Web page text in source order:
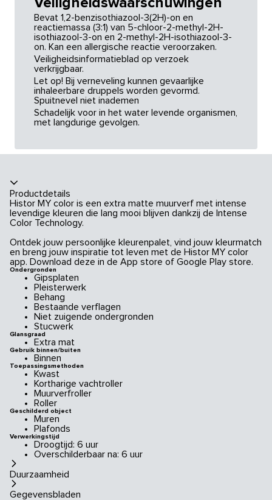
Bevat 1,2-benzisothiazool-3(2H)-on en
reactiemassa (3:1) van 5-chloor-2-methyl-2H-
isothiazool-3-on en 2-methyl-2H-isothiazool-3-
on. Kan een allergische reactie veroorzaken.
Veiligheidsinformatieblad op verzoek
verkrijgbaar.
Let op! Bij verneveling kunnen gevaarlijke
inhaleerbare druppels worden gevormd.
Spuitnevel niet inademen
Schadelijk voor in het water levende organismen,
met langdurige gevolgen.
Productdetails
Histor MY color is een extra matte muurverf met intense
levendige kleuren die lang mooi blijven dankzij de Intense
Color Technology.
Ontdek jouw persoonlijke kleurenpalet, vind jouw kleurmatch
en breng jouw inspiratie tot leven met de Histor MY color
app. Download deze in de App store of Google Play store.
Ondergronden
Gipsplaten
Pleisterwerk
Behang
Bestaande verflagen
Niet zuigende ondergronden
Stucwerk
Glansgraad
Extra mat
Gebruik binnen/buiten
Binnen
Toepassingsmethoden
Kwast
Kortharige vachtroller
Muurverfroller
Roller
Geschilderd object
Muren
Plafonds
Verwerkingstijd
Droogtijd: 6 uur
Overschilderbaar na: 6 uur
Duurzaamheid
Gegevensbladen